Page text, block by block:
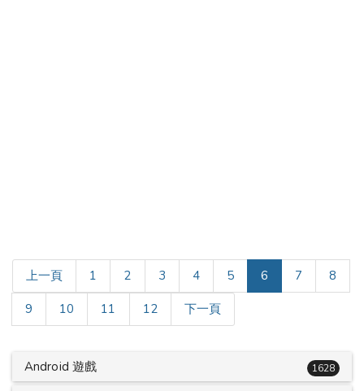
上一頁 1 2 3 4 5 6(current)
7 8
9 10 11 12 下一頁
Android 遊戲 1628